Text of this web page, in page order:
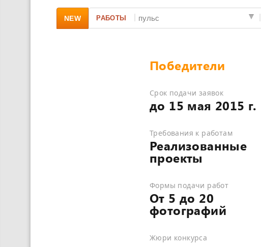
NEW РАБОТЫ
Победители
Срок подачи заявок
до 15 мая 2015 г.
Требования к работам
Реализованные
проекты
Формы подачи работ
От 5 до 20
фотографий
Жюри конкурса